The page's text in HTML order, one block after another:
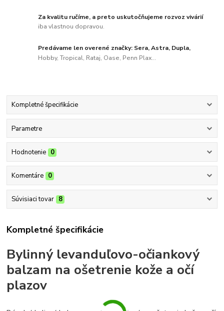
Za kvalitu ručíme, a preto uskutočňujeme rozvoz vivárií
iba vlastnou dopravou.
Predávame len overené značky: Sera, Astra, Dupla,
Hobby, Tropical, Rataj, Oase, Penn Plax...
Kompletné špecifikácie
Parametre
Hodnotenie 0
Komentáre 0
Súvisiaci tovar 8
Kompletné špecifikácie
Bylinný levanduľovo-očiankový
balzam na ošetrenie kože a očí
plazov